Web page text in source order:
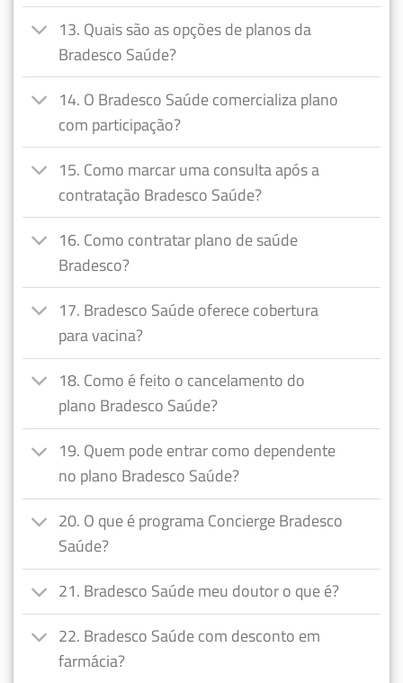
13. Quais são as opções de planos da
Bradesco Saúde?
14. O Bradesco Saúde comercializa plano
com participação?
15. Como marcar uma consulta após a
contratação Bradesco Saúde?
16. Como contratar plano de saúde
Bradesco?
17. Bradesco Saúde oferece cobertura
para vacina?
18. Como é feito o cancelamento do
plano Bradesco Saúde?
19. Quem pode entrar como dependente
no plano Bradesco Saúde?
20. O que é programa Concierge Bradesco
Saúde?
21. Bradesco Saúde meu doutor o que é?
22. Bradesco Saúde com desconto em
farmácia?